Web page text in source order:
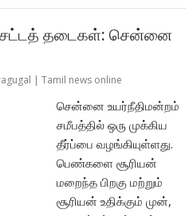
சட்டத் தடைகள்: சென்னை
| Tamil news online
சென்னை உயர்நீதிமன்றம்
சமீபத்தில் ஒரு முக்கிய
தீர்ப்பை வழங்கியுள்ளது.
பெண்களை சூரியன்
மறைந்த பிறகு மற்றும்
சூரியன் உதிக்கும் முன்,